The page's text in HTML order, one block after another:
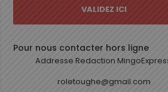
Pour nous contacter hors ligne
Addresse Redaction
roletoughe@gmail.com